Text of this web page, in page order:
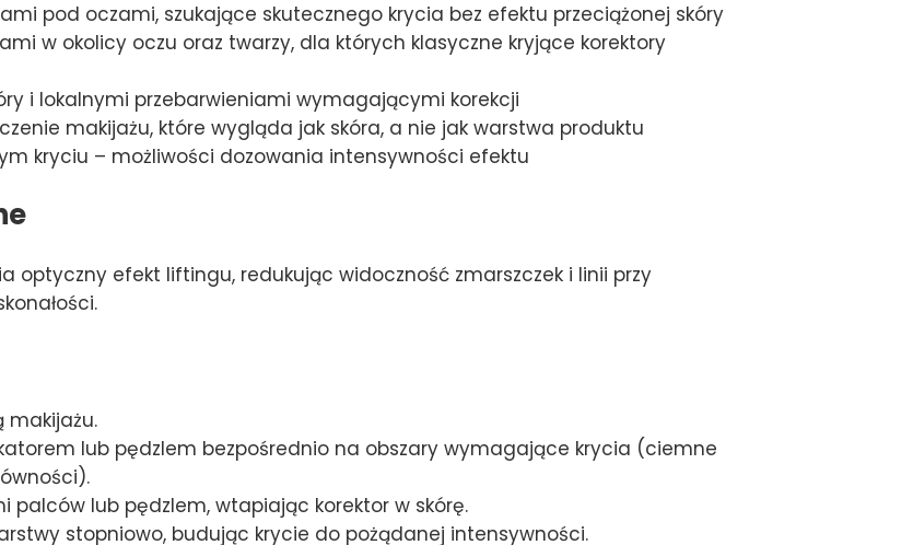
pod oczami, szukające skutecznego krycia bez efektu przeciążonej skóry
w okolicy oczu oraz twarzy, dla których klasyczne kryjące korektory
i lokalnymi przebarwieniami wymagającymi korekcji
makijażu, które wygląda jak skóra, a nie jak warstwa produktu
kryciu – możliwości dozowania intensywności efektu
optyczny efekt liftingu, redukując widoczność zmarszczek i linii przy
makijażu.
lub pędzlem bezpośrednio na obszary wymagające krycia (ciemne
palców lub pędzlem, wtapiając korektor w skórę.
stopniowo, budując krycie do pożądanej intensywności.